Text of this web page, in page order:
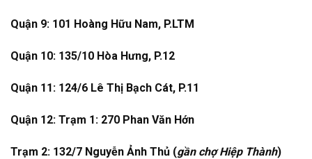
Quận 9: 101 Hoàng Hữu Nam, P.LTM
Quận 10: 135/10 Hòa Hưng, P.12
Quận 11: 124/6 Lê Thị Bạch Cát, P.11
Quận 12: Trạm 1: 270 Phan Văn Hớn
Trạm 2: 132/7 Nguyễn Ảnh Thủ (gần chợ Hiệp Thành)